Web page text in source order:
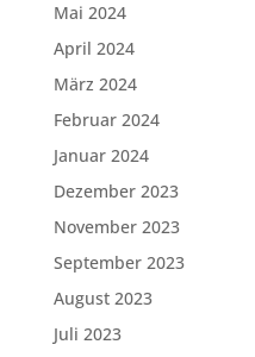
Mai 2024
April 2024
März 2024
Februar 2024
Januar 2024
Dezember 2023
November 2023
September 2023
August 2023
Juli 2023